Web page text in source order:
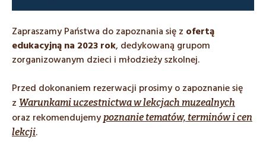
Zapraszamy Państwa do zapoznania się z ofertą
edukacyjną na 2023 rok, dedykowaną grupom
zorganizowanym dzieci i młodzieży szkolnej.
Przed dokonaniem rezerwacji prosimy o zapoznanie się
z Warunkami uczestnictwa w lekcjach muzealnych
oraz rekomendujemypoznanie tematów, terminów i cen
lekcji.